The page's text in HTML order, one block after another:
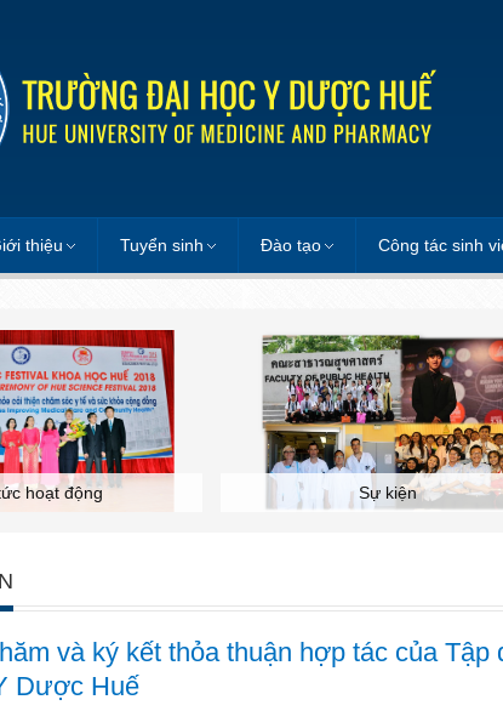
thiệu Tuyển sinh Đào tạo Công tác sinh
hoạt động Sự kiện
và ký kết thỏa thuận hợp tác của
Dược Huế